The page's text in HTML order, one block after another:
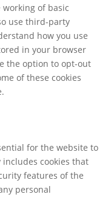
of basic
use third-party
how you use
in your browser
the option to opt-out
of these cookies
for the website to
cookies that
features of the
personal